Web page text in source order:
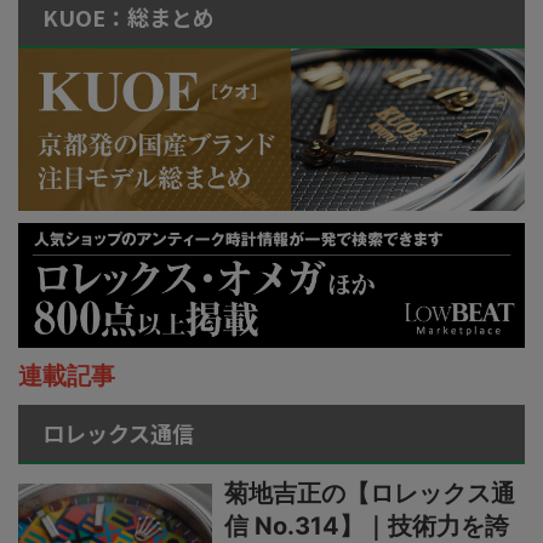
KUOE：総まとめ
連載記事
ロレックス通信
菊地吉正の【ロレックス通
信 No.314】｜技術力を誇